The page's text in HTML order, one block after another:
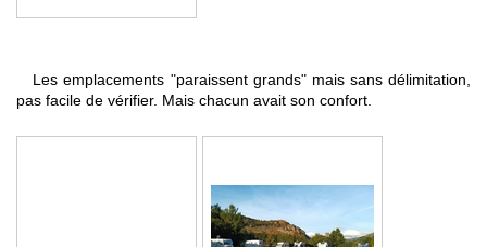
Les emplacements "paraissent grands" mais sans délimitation,
pas facile de vérifier. Mais chacun avait son confort.